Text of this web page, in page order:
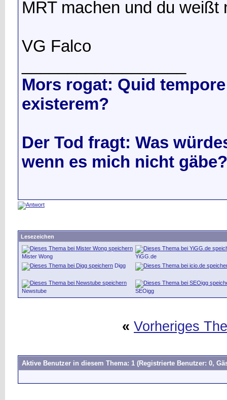
MRT machen und du weißt
VG Falco
Mors rogat: Quid
existerem?
Der Tod fragt: Was
wenn es mich nicht gäbe?
Lesezeichen
Mister Wong
YiGG.de
Digg
Newstube SEOigg
« Vorheriges
Aktive Benutzer in diesem Thema: 1 (Registrierte Benutzer: 0,